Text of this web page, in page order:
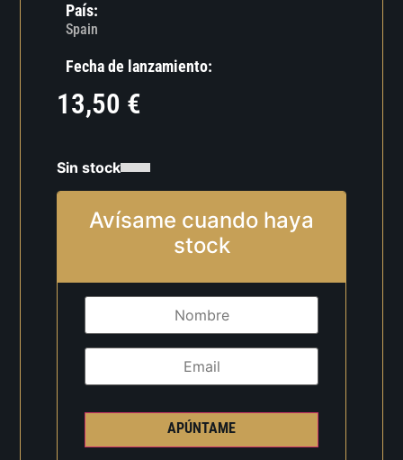
País:
Spain
Fecha de lanzamiento:
13,50 €
Sin stock
Avísame cuando haya
stock
APÚNTAME